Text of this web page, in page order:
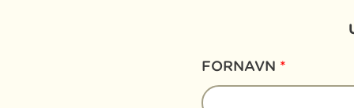
FORNAVN *